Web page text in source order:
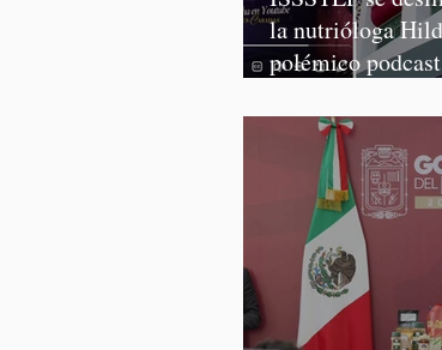
la nutrióloga
polémico podcast